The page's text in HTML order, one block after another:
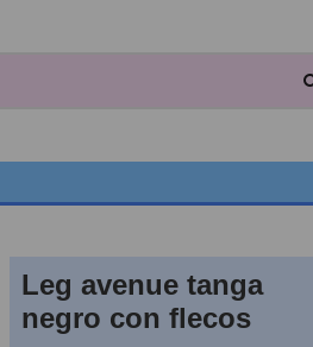
Leg avenue tanga
negro con flecos